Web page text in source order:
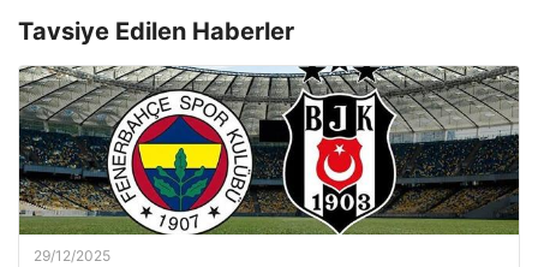
Tavsiye Edilen Haberler
29/12/2025